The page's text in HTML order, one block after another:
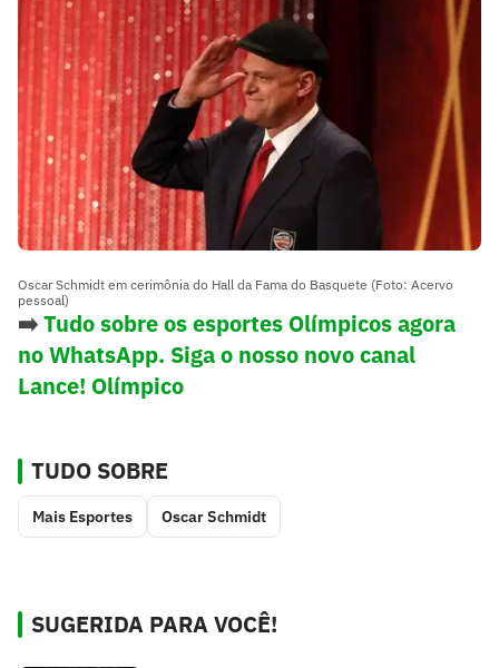
Oscar Schmidt em cerimônia do Hall da Fama do Basquete (Foto: Acervo
pessoal)
➡️Tudo sobre os esportes Olímpicos agora
no WhatsApp. Siga o nosso novo canal
Lance! Olímpico
TUDO SOBRE
Mais Esportes Oscar Schmidt
SUGERIDA PARA VOCÊ!